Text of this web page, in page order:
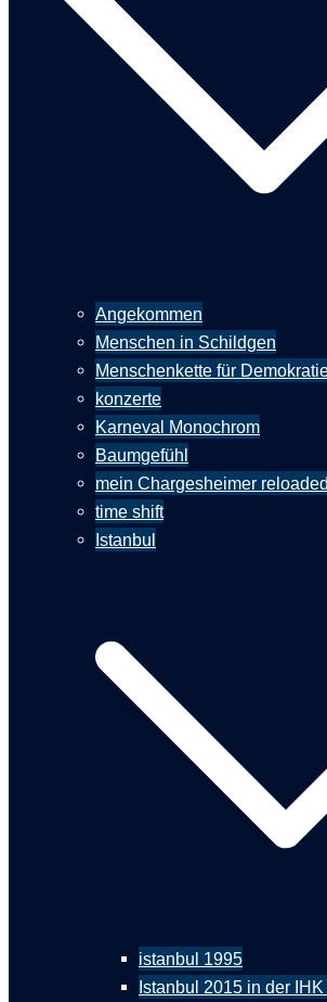
Angekommen
Menschen in Schildgen
Menschenkette für
konzerte
Karneval Monochrom
Baumgefühl
mein Chargesheimer reloaded
time shift
Istanbul
istanbul 1995
Istanbul 2015 in der